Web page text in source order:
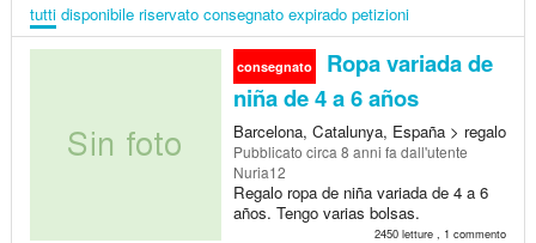
tutti disponibile riservato consegnato expirado petizioni
consegnato
Ropa variada de
niña de 4 a 6 años
Barcelona, Catalunya, España > regalo
Pubblicato circa 8 anni fa dall'utente
Nuria12
Regalo ropa de niña variada de 4 a 6
años. Tengo varias bolsas.
2450 letture , 1 commento